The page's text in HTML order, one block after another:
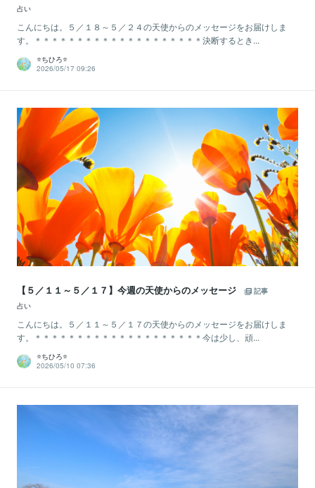
占い
こんにちは。５／１８～５／２４の天使からのメッセージをお届けしま
す。＊＊＊＊＊＊＊＊＊＊＊＊＊＊＊＊＊＊＊＊決断するとき...
⭐️ちひろ⭐️
2026/05/17 09:26
【５／１１～５／１７】今週の天使からのメッセージ
記事
占い
こんにちは。５／１１～５／１７の天使からのメッセージをお届けしま
す。＊＊＊＊＊＊＊＊＊＊＊＊＊＊＊＊＊＊＊＊今は少し、頑...
⭐️ちひろ⭐️
2026/05/10 07:36